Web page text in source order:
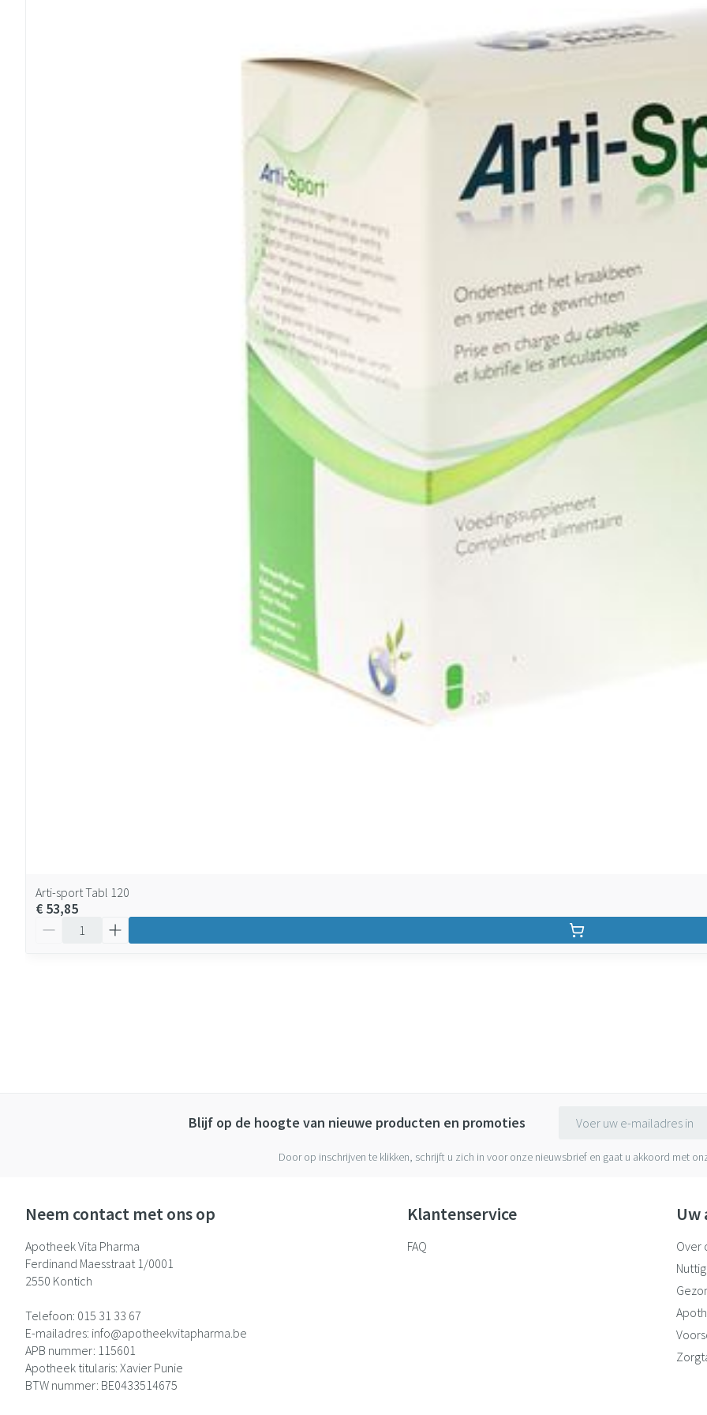
Behoud Kamertemperatuur (15°C -
Arti-sport Tabl 120
€ 53,85
Blijf op de hoogte van nieuwe producten en promoties
Door op inschrijven te klikken, schrijft u zich in voor onze nieuwsbrief en gaat u akkoord met
Neem contact met ons op
Apotheek Vita Pharma
Ferdinand Maesstraat 1/0001
2550 Kontich
Telefoon: 015 31 33 67
E-mailadres: info@apotheekvitapharma.be
APB nummer: 115601
Apotheek titularis: Xavier Punie
BTW nummer: BE0433514675
Klantenservice
FAQ
Uw
Over